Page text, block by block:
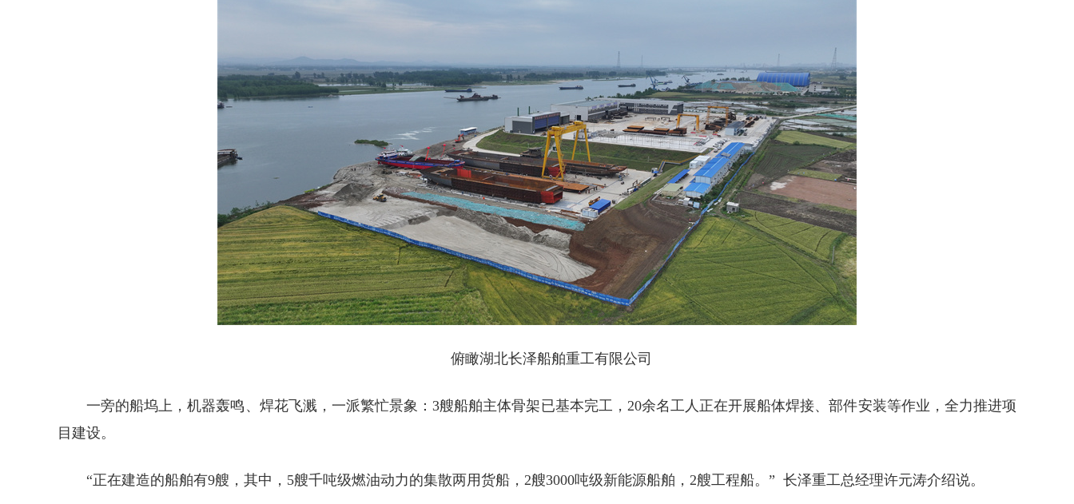
俯瞰湖北长泽船舶重工有限公司
一旁的船坞上，机器轰鸣、焊花飞溅，一派繁忙景象：3艘船舶主体骨架已基本完工，20余名工人正在开展船体焊接、部件安装等作业，全力推进项
目建设。
“正在建造的船舶有9艘，其中，5艘千吨级燃油动力的集散两用货船，2艘3000吨级新能源船舶，2艘工程船。” 长泽重工总经理许元涛介绍说。